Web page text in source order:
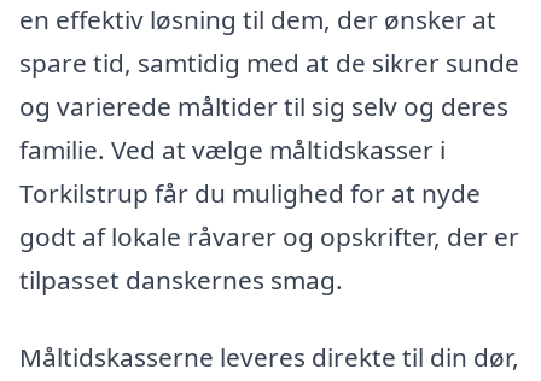
en effektiv løsning til dem, der ønsker at
spare tid, samtidig med at de sikrer sunde
og varierede måltider til sig selv og deres
familie. Ved at vælge måltidskasser i
Torkilstrup får du mulighed for at nyde
godt af lokale råvarer og opskrifter, der er
tilpasset danskernes smag.
Måltidskasserne leveres direkte til din dør,